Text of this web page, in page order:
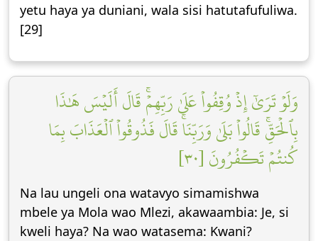
yetu haya ya duniani, wala sisi hatutafufuliwa.
[29]
وَلَوۡ تَرَىٰٓ إِذۡ وُقِفُواْ عَلَىٰ رَبِّهِمۡۚ قَالَ أَلَيۡسَ هَٰذَا
بِٱلۡحَقِّۚ قَالُواْ بَلَىٰ وَرَبِّنَاۚ قَالَ فَذُوقُواْ ٱلۡعَذَابَ بِمَا
كُنتُمۡ تَكۡفُرُونَ [٣٠]
Na lau ungeli ona watavyo simamishwa
mbele ya Mola wao Mlezi, akawaambia: Je, si
kweli haya? Na wao watasema: Kwani?